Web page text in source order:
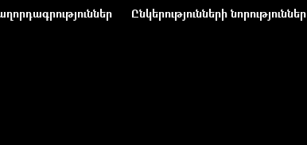
Ընկերությունների նորություններ